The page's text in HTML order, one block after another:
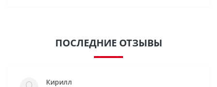
ПОСЛЕДНИЕ ОТЗЫВЫ
Кирилл